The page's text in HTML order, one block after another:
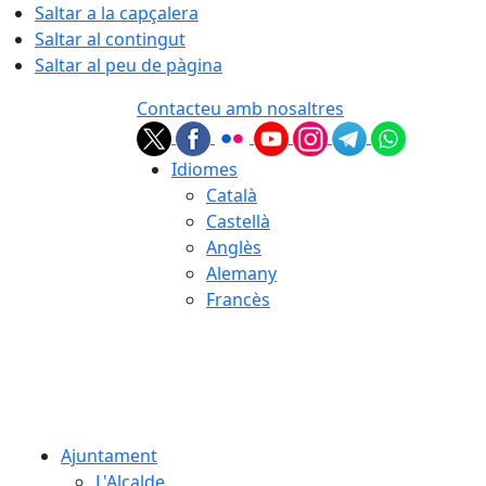
Saltar a la capçalera
Saltar al contingut
Saltar al peu de pàgina
Contacteu amb nosaltres
Idiomes
Català
Castellà
Anglès
Alemany
Francès
Ajuntament